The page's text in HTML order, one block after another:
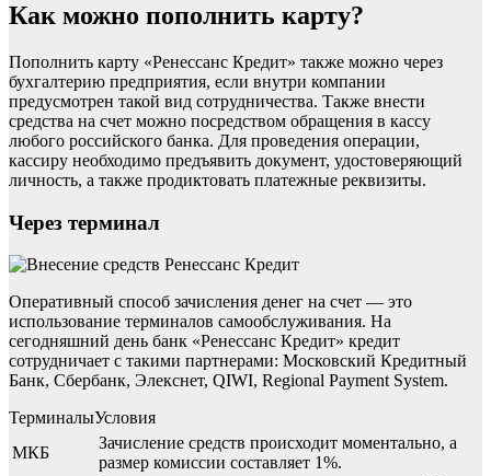
Как можно пополнить карту?
Пополнить карту «Ренессанс Кредит» также можно через
бухгалтерию предприятия, если внутри компании
предусмотрен такой вид сотрудничества. Также внести
средства на счет можно посредством обращения в кассу
любого российского банка. Для проведения операции,
кассиру необходимо предъявить документ, удостоверяющий
личность, а также продиктовать платежные реквизиты.
Через терминал
Оперативный способ зачисления денег на счет — это
использование терминалов самообслуживания. На
сегодняшний день банк «Ренессанс Кредит» кредит
сотрудничает с такими партнерами: Московский Кредитный
Банк, Сбербанк, Элекснет, QIWI, Regional Payment System.
ТерминалыУсловия
МКБ
Зачисление средств происходит моментально, а
размер комиссии составляет 1%.